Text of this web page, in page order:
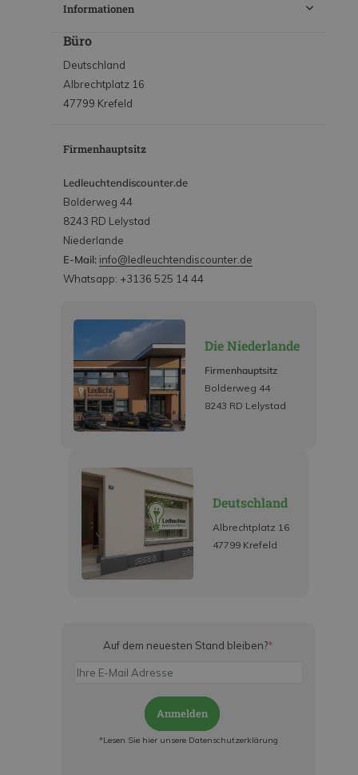
Informationen
Büro
Deutschland
Albrechtplatz 16
47799 Krefeld
Firmenhauptsitz
Ledleuchtendiscounter.de
Bolderweg 44
8243 RD Lelystad
Niederlande
E-Mail: info@ledleuchtendiscounter.de
Whatsapp: +3136 525 14 44
Die Niederlande
Firmenhauptsitz
Bolderweg 44
8243 RD Lelystad
Deutschland
Albrechtplatz 16
47799 Krefeld
Auf dem neuesten Stand bleiben?*
Anmelden
*Lesen Sie hier unsere Datenschutzerklärung